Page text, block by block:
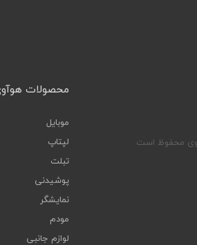
محفوظ است
محصولات
موبایل
لپتاپ
تبلت
پوشیدنی
نمایشگر
مودم
لوازم جانبی